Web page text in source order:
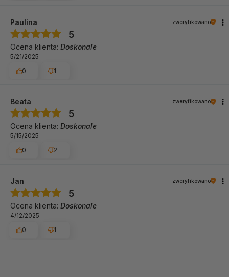
Paulina zweryfikowano
5
Ocena klienta: Doskonale
5/21/2025
0
1
Beata zweryfikowano
5
Ocena klienta: Doskonale
5/15/2025
0
2
Jan zweryfikowano
5
Ocena klienta: Doskonale
4/12/2025
0
1